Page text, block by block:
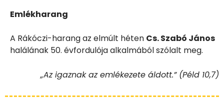
Emlékharang
A Rákóczi-harang az elmúlt héten Cs. Szabó János
halálának 50. évfordulója alkalmából szólalt meg.
„Az igaznak az emlékezete áldott.” (Péld 10,7)